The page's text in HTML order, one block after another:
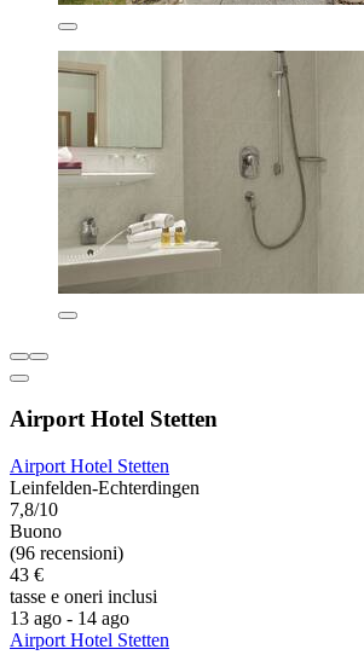
Airport Hotel Stetten
Airport Hotel Stetten
Leinfelden-Echterdingen
7,8/10
Buono
(96 recensioni)
43 €
tasse e oneri inclusi
13 ago - 14 ago
Airport Hotel Stetten